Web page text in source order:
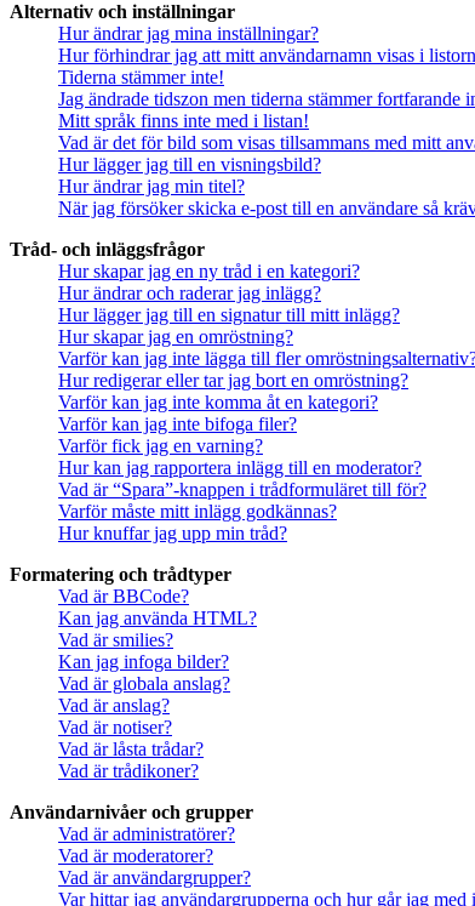
Alternativ och inställningar
Hur ändrar jag mina inställningar?
Hur förhindrar jag att mitt användarnamn visas i
Tiderna stämmer inte!
Jag ändrade tidszon men tiderna stämmer fortfarande
Mitt språk finns inte med i listan!
Vad är det för bild som visas tillsammans med mitt
Hur lägger jag till en visningsbild?
Hur ändrar jag min titel?
När jag försöker skicka e-post till en användare så
Tråd- och inläggsfrågor
Hur skapar jag en ny tråd i en kategori?
Hur ändrar och raderar jag inlägg?
Hur lägger jag till en signatur till mitt inlägg?
Hur skapar jag en omröstning?
Varför kan jag inte lägga till fler
Hur redigerar eller tar jag bort en omröstning?
Varför kan jag inte komma åt en kategori?
Varför kan jag inte bifoga filer?
Varför fick jag en varning?
Hur kan jag rapportera inlägg till en moderator?
Vad är “Spara”-knappen i trådformuläret till för?
Varför måste mitt inlägg godkännas?
Hur knuffar jag upp min tråd?
Formatering och trådtyper
Vad är BBCode?
Kan jag använda HTML?
Vad är smilies?
Kan jag infoga bilder?
Vad är globala anslag?
Vad är anslag?
Vad är notiser?
Vad är låsta trådar?
Vad är trådikoner?
Användarnivåer och grupper
Vad är administratörer?
Vad är moderatorer?
Vad är användargrupper?
Var hittar jag användargrupperna och hur går jag med